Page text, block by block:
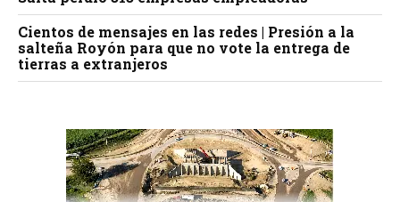
Cientos de mensajes en las redes | Presión a la
salteña Royón para que no vote la entrega de
tierras a extranjeros